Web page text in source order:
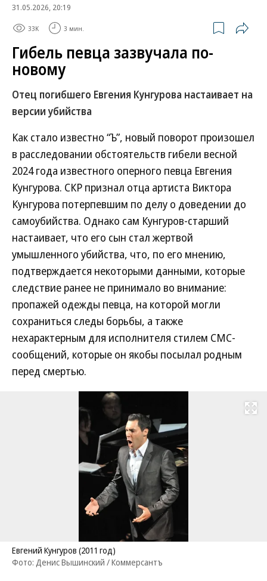
31.05.2026, 20:19
33K 3 мин.
Гибель певца зазвучала по-
новому
Отец погибшего Евгения Кунгурова настаивает на
версии убийства
Как стало известно “Ъ”, новый поворот произошел
в расследовании обстоятельств гибели весной
2024 года известного оперного певца Евгения
Кунгурова. СКР признал отца артиста Виктора
Кунгурова потерпевшим по делу о доведении до
самоубийства. Однако сам Кунгуров-старший
настаивает, что его сын стал жертвой
умышленного убийства, что, по его мнению,
подтверждается некоторыми данными, которые
следствие ранее не принимало во внимание:
пропажей одежды певца, на которой могли
сохраниться следы борьбы, а также
нехарактерным для исполнителя стилем СМС-
сообщений, которые он якобы посылал родным
перед смертью.
Развернуть
Евгений Кунгуров (2011 год)
Фото: Денис Вышинский / Коммерсантъ